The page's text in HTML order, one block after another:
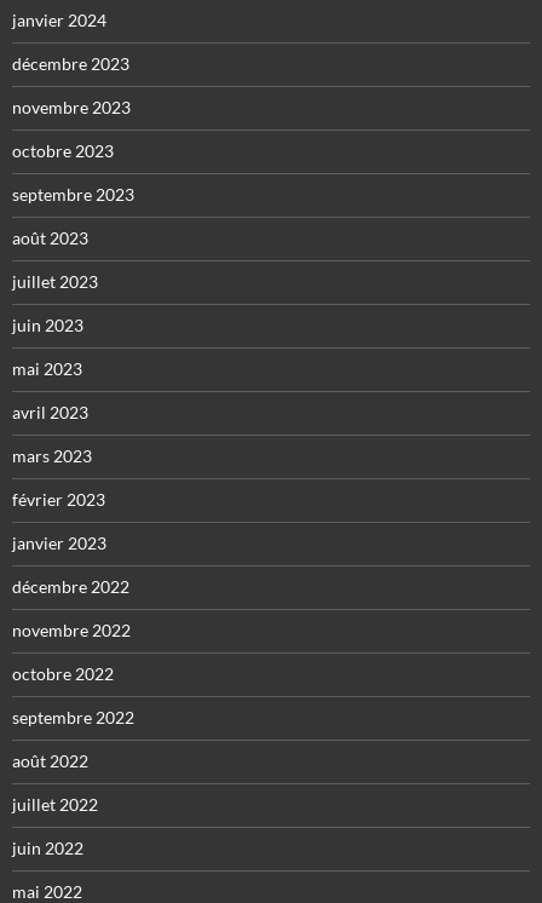
janvier 2024
décembre 2023
novembre 2023
octobre 2023
septembre 2023
août 2023
juillet 2023
juin 2023
mai 2023
avril 2023
mars 2023
février 2023
janvier 2023
décembre 2022
novembre 2022
octobre 2022
septembre 2022
août 2022
juillet 2022
juin 2022
mai 2022